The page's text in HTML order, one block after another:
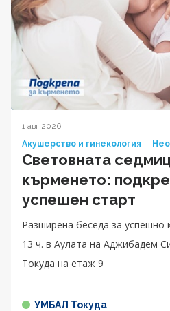
1 авг 2026
Акушерство и гинекология
Световната
кърменето:
успешен старт
Разширена беседа за успешно
13 ч. в Аулата на Аджибадем
Токуда на етаж 9
УМБАЛ Токуда